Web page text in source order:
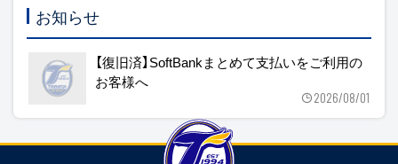
お知らせ
【復旧済】SoftBankまとめて支払いをご利用の
お客様へ
2026/08/01